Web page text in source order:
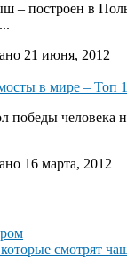
– построен в
21 июня, 2012
в мире – Топ
победы человека
16 марта, 2012
смотрят